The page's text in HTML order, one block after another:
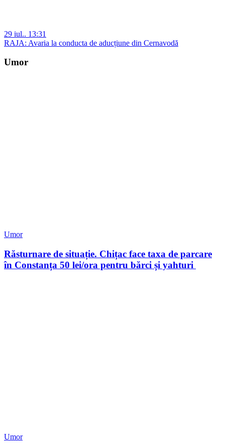
29 iul.. 13:31
RAJA: Avaria la conducta de aducțiune din Cernavodă
Umor
Umor
Răsturnare de situație. Chițac face taxa de parcare
în Constanța 50 lei/ora pentru bărci și yahturi
Umor